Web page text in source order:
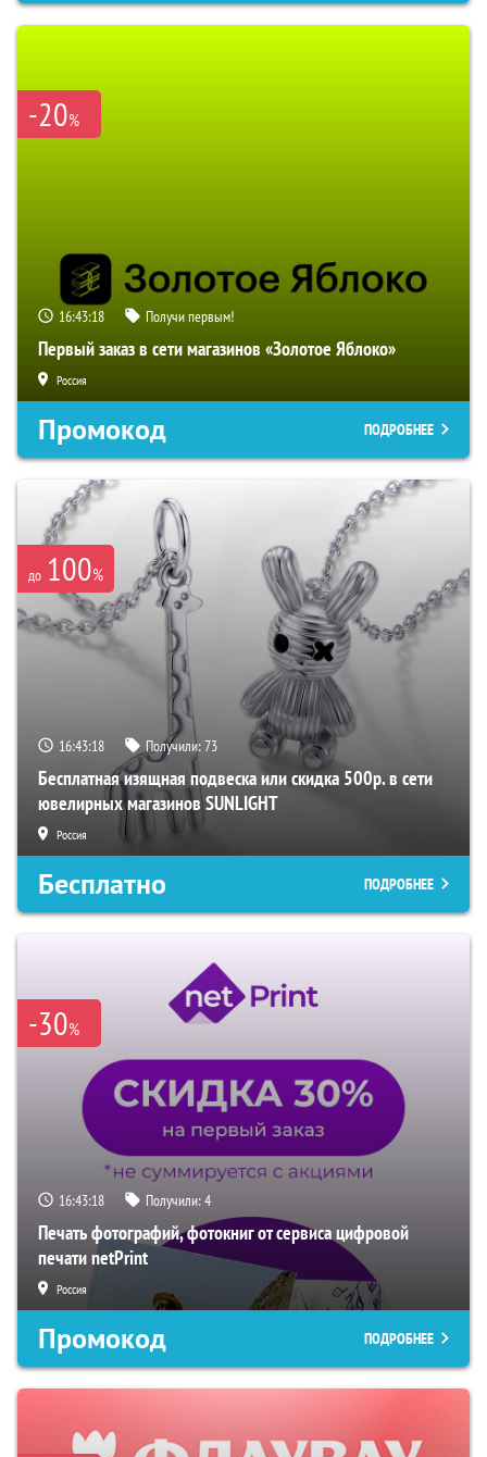
-20%
16:43:17 Получи первым!
Первый заказ в сети магазинов «Золотое Яблоко»
Россия
Промокод ПОДРОБНЕЕ
до 100%
16:43:17 Получили:73
Бесплатная изящная подвеска или скидка 500р. в сети
ювелирных магазинов SUNLIGHT
Россия
Бесплатно ПОДРОБНЕЕ
-30%
16:43:17 Получили:4
Печать фотографий, фотокниг от сервиса цифровой
печати netPrint
Россия
Промокод ПОДРОБНЕЕ